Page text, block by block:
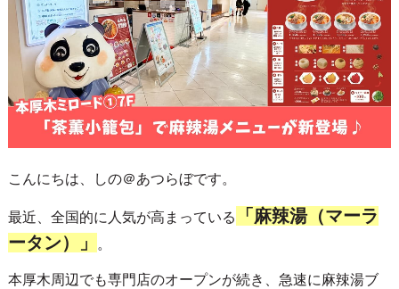
こんにちは、しの＠あつらぼです。
最近、全国的に人気が高まっている
「麻辣湯（マーラ
ータン）」
。
本厚木周辺でも専門店のオープンが続き、急速に麻辣湯ブ